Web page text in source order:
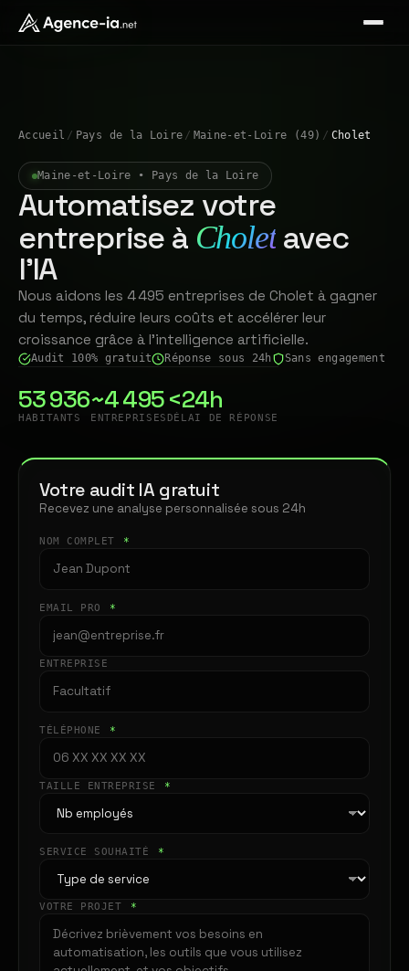
Accueil / Pays de la Loire / Maine-et-Loire (49) / Cholet
Maine-et-Loire • Pays de la Loire
Automatisez votre
entreprise à Cholet avec
l'IA
Nous aidons les 4 495 entreprises de Cholet à gagner
du temps, réduire leurs coûts et accélérer leur
croissance grâce à l'intelligence artificielle.
Audit 100% gratuit Réponse sous 24h Sans engagement
53 936
HABITANTS
~4 495
ENTREPRISES
<24h
DÉLAI DE RÉPONSE
Votre audit IA gratuit
Recevez une analyse personnalisée sous 24h
NOM COMPLET *
EMAIL PRO *
ENTREPRISE
TÉLÉPHONE *
TAILLE ENTREPRISE *
SERVICE SOUHAITÉ *
VOTRE PROJET *